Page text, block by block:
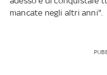
mancate negli altri anni".